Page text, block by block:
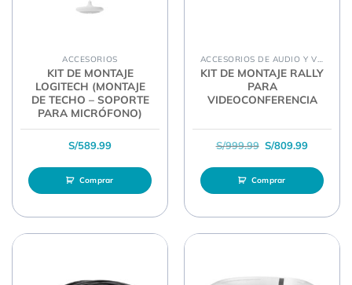
ACCESORIOS
KIT DE MONTAJE
LOGITECH (MONTAJE
DE TECHO – SOPORTE
PARA MICRÓFONO)
S/589.99
Comprar
KIT DE MONTAJE RALLY
PARA
VIDEOCONFERENCIA
S/999.99 El precio original
S/809.99El
Comprar